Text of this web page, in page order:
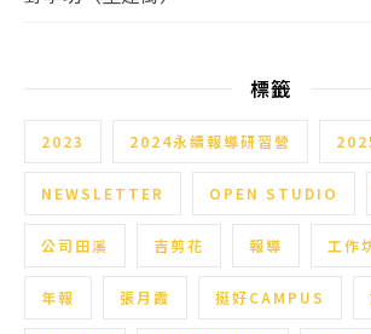
標籤
2023 2024永續報導研習營
NEWSLETTER OPEN STUDIO
公司田溪 吉剪花 報導 工作
年報 張月霞 挺好CAMPUS